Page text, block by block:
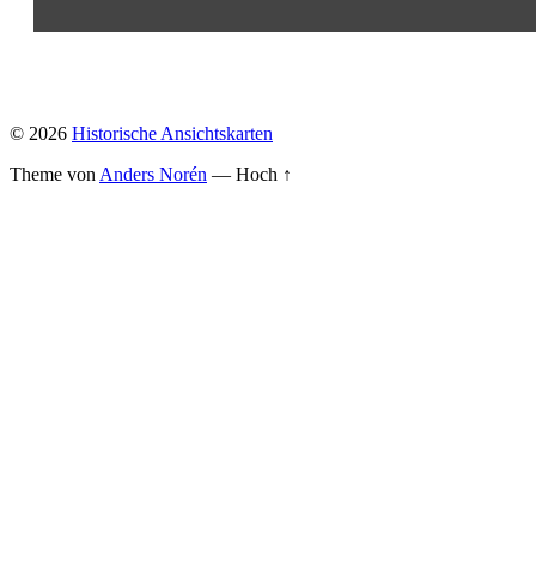
© 2026 Historische Ansichtskarten
Theme von Anders Norén — Hoch ↑